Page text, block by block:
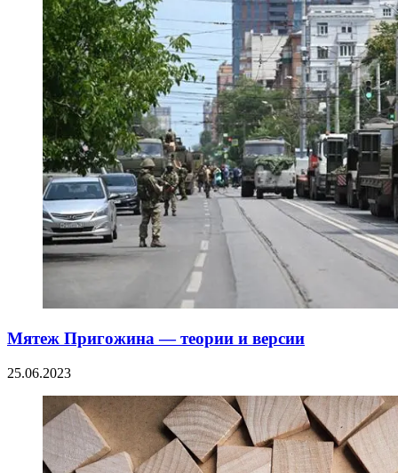
Мятеж Пригожина — теории и версии
25.06.2023